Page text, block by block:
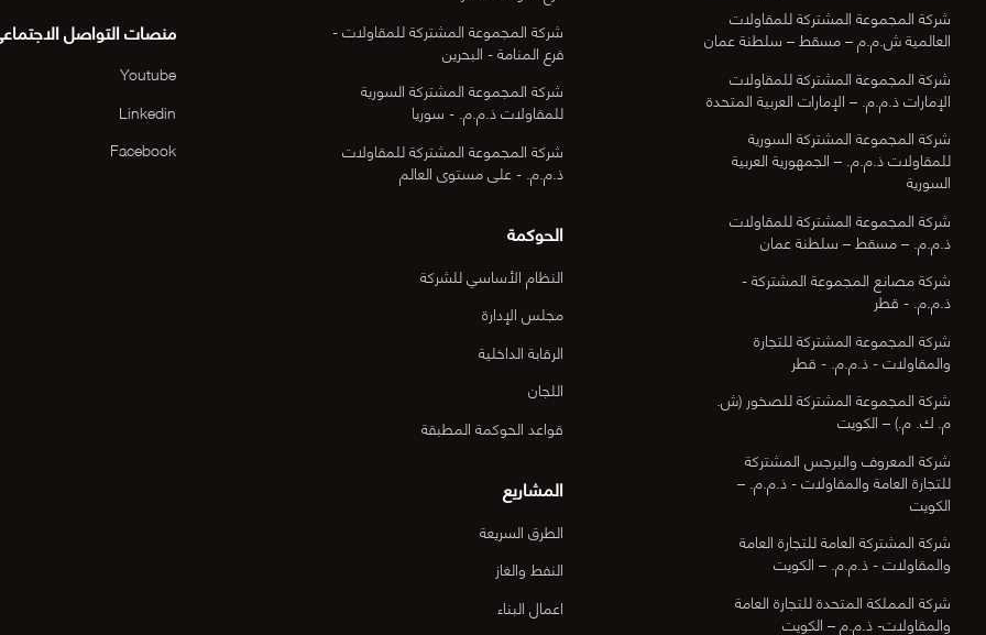
شركة المجموعة المشتركة للمقاولات
العالمية ش.م.م – مسقط – سلطنة عمان
شركة المجموعة المشتركة للمقاولات
الإمارات ذ.م.م. – الإمارات العربية المتحدة
شركة المجموعة المشتركة السورية
للمقاولات ذ.م.م. – الجمهورية العربية
السورية
شركة المجموعة المشتركة للمقاولات
ذ.م.م. – مسقط – سلطنة عمان
شركة مصانع المجموعة المشتركة -
ذ.م.م. - قطر
شركة المجموعة المشتركة للتجارة
والمقاولات - ذ.م.م. - قطر
شركة المجموعة المشتركة للصخور (ش.
م. ك. م.) – الكويت
شركة المعروف والبرجس المشتركة
للتجارة العامة والمقاولات - ذ.م.م. –
الكويت
شركة المشتركة العامة للتجارة العامة
والمقاولات - ذ.م.م. – الكويت
شركة المملكة المتحدة للتجارة العامة
والمقاولات- ذ.م.م – الكويت
شركة المجموعة المشتركة للمقاولات -
فرع المنامة - البحرين
شركة المجموعة المشتركة السورية
للمقاولات ذ.م.م. - سوريا
شركة المجموعة المشتركة للمقاولات
ذ.م.م. - على مستوى العالم
الحوكمة
النظام الأساسي للشركة
مجلس الإدارة
الرقابة الداخلية
اللجان
قواعد الحوكمة المطبقة
المشاريع
الطرق السريعة
النفط والغاز
اعمال البناء
منصات التواصل
Youtube
Linkedin
Facebook